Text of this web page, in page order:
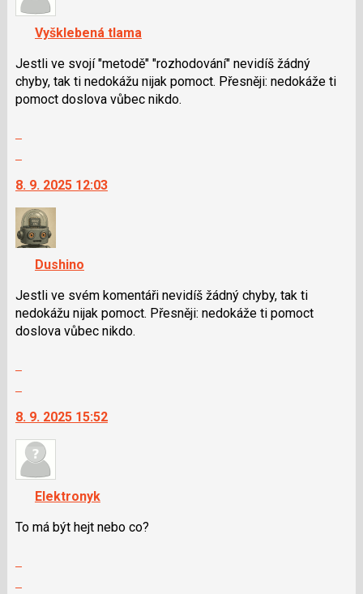
navigaci
lze
použít
i
klávesy
P
pro
předchozí
nový
názor
Vyšklebená tlama
Jestli ve svojí "metodě" "rozhodování" nevidíš žádný
chyby, tak ti nedokážu nijak pomoct. Přesněji: nedokáže ti
pomoct doslova vůbec nikdo.
další
nový
názor.
K
navigaci
lze
použít
i
klávesy
P
pro
předchozí
nový
názor
8. 9. 2025 12:03
Dushino
Jestli ve svém komentáři nevidíš žádný chyby, tak ti
nedokážu nijak pomoct. Přesněji: nedokáže ti pomoct
doslova vůbec nikdo.
další
nový
názor.
navigaci
lze
použít
8. 9. 2025 15:52
Elektronyk
To má být hejt nebo co?